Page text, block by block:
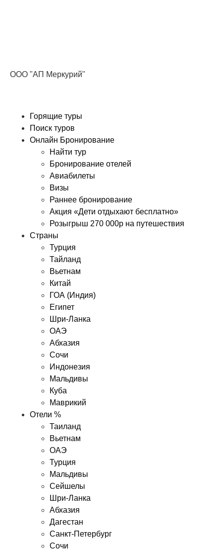
ООО "АП Меркурий"
Горящие туры
Поиск туров
Онлайн Бронирование
Найти тур
Бронирование отелей
Авиабилеты
Визы
Раннее бронирование
Акция «Дети отдыхают бесплатно»
Розыгрыш 270 000р на путешествия
Страны
Турция
Тайланд
Вьетнам
Китай
ГОА (Индия)
Египет
Шри-Ланка
ОАЭ
Абхазия
Сочи
Индонезия
Мальдивы
Куба
Маврикий
Отели %
Таиланд
Вьетнам
ОАЭ
Турция
Мальдивы
Сейшелы
Шри-Ланка
Абхазия
Дагестан
Санкт-Петербург
Сочи